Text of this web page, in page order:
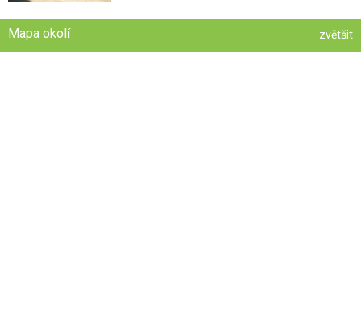
Mapa okolí zvětšit